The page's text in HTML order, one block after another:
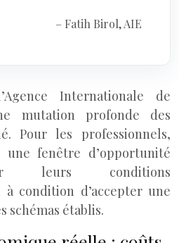
– Fatih Birol, AIE
Internationale de
mutation profonde des
Pour les professionnels,
fenêtre d’opportunité
leurs conditions
à condition d’accepter une
schémas établis.